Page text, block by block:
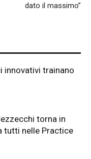
dato il massimo”
innovativi trainano
torna in
tutti nelle Practice